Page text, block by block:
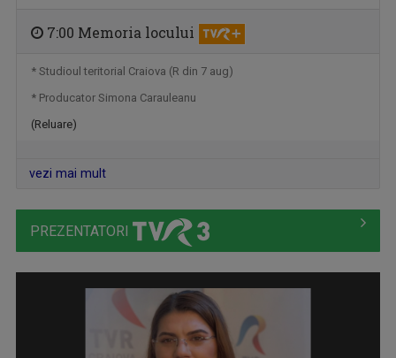
TOȚI ÎMPREUNĂ
LUMEA DE APROAPE
Luni-vineri, ora 17.30, la TVR3
7:00 Memoria locului
* Studioul teritorial Craiova (R din 7 aug)
* Producator Simona Carauleanu
(Reluare)
vezi mai mult
PREZENTATORI